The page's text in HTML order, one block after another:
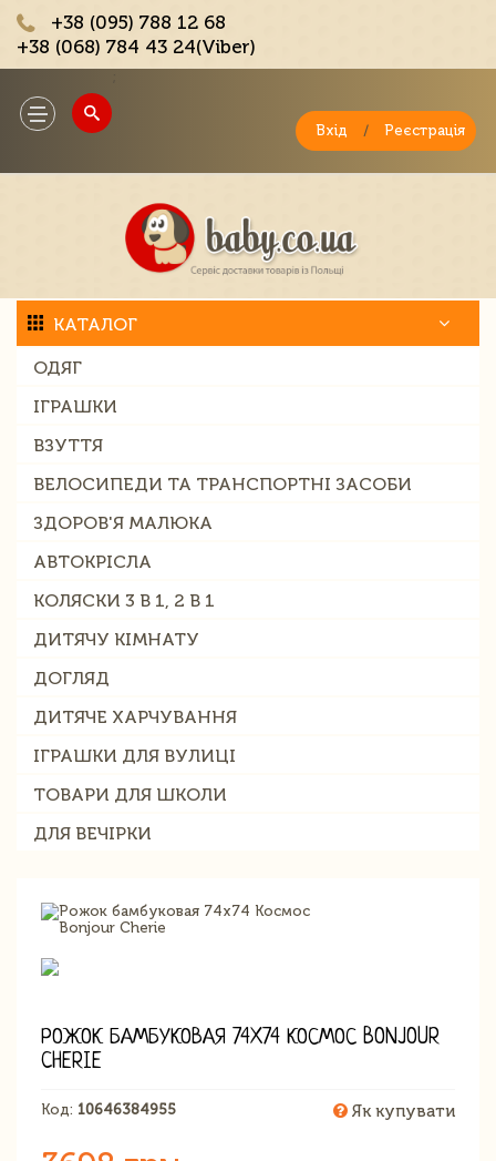
+38 (095) 788 12 68
+38 (068) 784 43 24(Viber)
Toggle
navigation
Вхід / Реєстрація
КАТАЛОГ
ОДЯГ
ІГРАШКИ
ВЗУТТЯ
ВЕЛОСИПЕДИ ТА ТРАНСПОРТНІ ЗАСОБИ
ЗДОРОВ'Я МАЛЮКА
АВТОКРІСЛА
КОЛЯСКИ 3 В 1, 2 В 1
ДИТЯЧУ КІМНАТУ
ДОГЛЯД
ДИТЯЧЕ ХАРЧУВАННЯ
ІГРАШКИ ДЛЯ ВУЛИЦІ
ТОВАРИ ДЛЯ ШКОЛИ
ДЛЯ ВЕЧІРКИ
РОЖОК БАМБУКОВАЯ 74X74 КОСМОС BONJOUR
CHERIE
Код: 10646384955 Як купувати